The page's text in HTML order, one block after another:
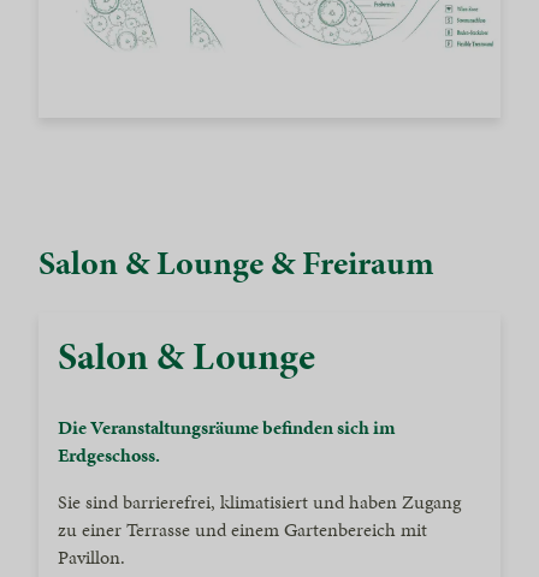
Salon & Lounge & Freiraum
Salon & Lounge
Die Veranstaltungsräume befinden sich im
Erdgeschoss.
Sie sind barrierefrei, klimatisiert und haben Zugang
zu einer Terrasse und einem Gartenbereich mit
Pavillon.